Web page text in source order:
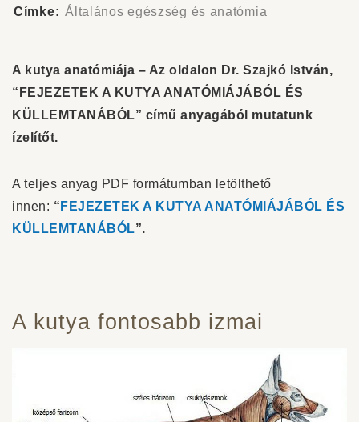
Címke: Általános egészség és anatómia
A kutya anatómiája – Az oldalon Dr. Szajkó István,
“FEJEZETEK A KUTYA ANATÓMIÁJÁBÓL ÉS
KÜLLEMTANÁBÓL” című anyagából mutatunk
ízelítőt.
A teljes anyag PDF formátumban letölthető
innen: “ FEJEZETEK A KUTYA ANATÓMIÁJÁBÓL ÉS
KÜLLEMTANÁBÓL”.
A kutya fontosabb izmai